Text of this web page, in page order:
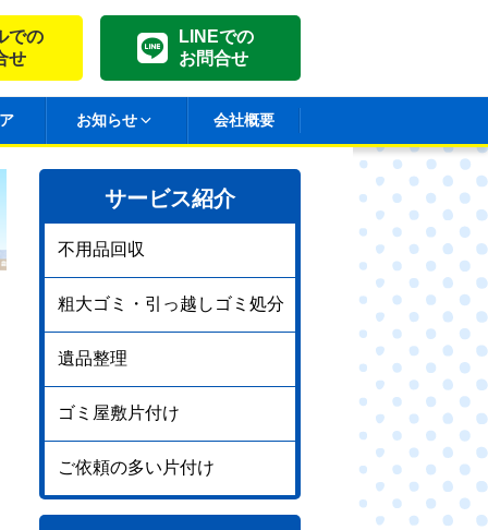
での
せ
LINEでの
お問合せ
お知らせ 会社概要
サービス紹介
不用品回収
粗大ゴミ・引っ越しゴミ処分
遺品整理
ゴミ屋敷片付け
ご依頼の多い片付け